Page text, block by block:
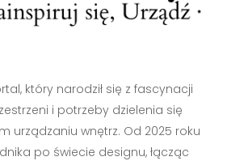
który narodził się z fascynacji
i potrzeby dzielenia się
urządzaniu wnętrz. Od 2025 roku
po świecie designu, łącząc